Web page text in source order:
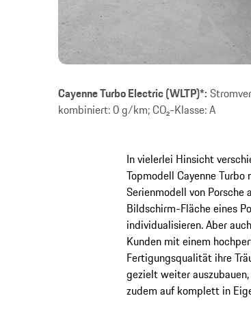
Cayenne Turbo Electric (WLTP)*:
kombiniert: 0 g/km; CO₂-Klasse: A
In vielerlei Hinsicht
Topmodell Cayenne
Serienmodell von
Bildschirm-Fläche eines
individualisieren. Aber
Kunden mit einem
Fertigungsqualität ihre
gezielt weiter
zudem auf komplett in